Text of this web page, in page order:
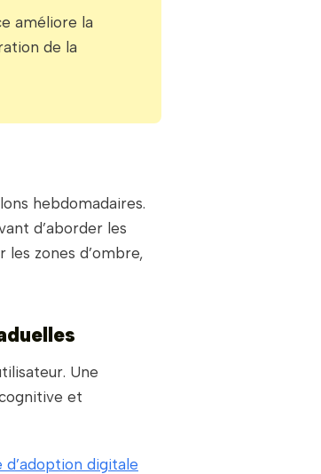
améliore la
de la
hebdomadaires.
d’aborder les
zones d’ombre,
Une
et
digitale